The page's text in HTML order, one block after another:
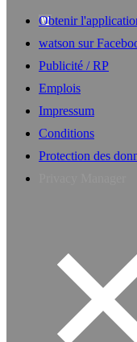
Obtenir
watson sur
Publicité / RP
Emplois
Impressum
Conditions
Protection des